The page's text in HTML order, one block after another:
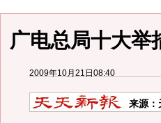
广电总局十大举
2009年10月21日08:40
来源：